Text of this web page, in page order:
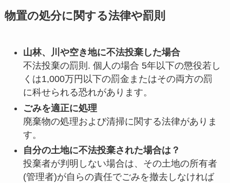
物置の処分に関する法律や罰則
山林、川や空き地に不法投棄した場合
不法投棄の罰則. 個人の場合 5年以下の懲役若し
くは1,000万円以下の罰金またはその両方の罰
に科せられる恐れがあります。
ごみを適正に処理
廃棄物の処理および清掃に関する法律がありま
す。
自分の土地に不法投棄された場合は？
投棄者が判明しない場合は、その土地の所有者
(管理者)が自らの責任でごみを撤去しなければ